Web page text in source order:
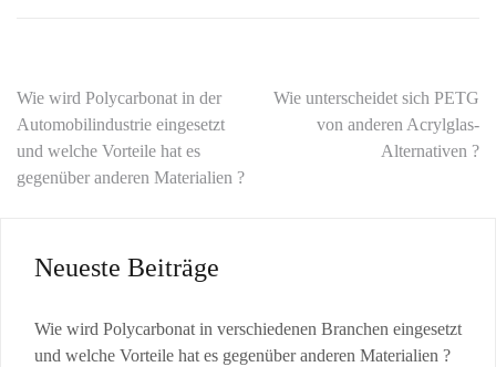
Beitragsnavigation
Wie wird Polycarbonat in der
Automobilindustrie eingesetzt
und welche Vorteile hat es
gegenüber anderen Materialien ?
Wie unterscheidet sich PETG
von anderen Acrylglas-
Alternativen ?
Neueste Beiträge
Wie wird Polycarbonat in verschiedenen Branchen eingesetzt
und welche Vorteile hat es gegenüber anderen Materialien ?